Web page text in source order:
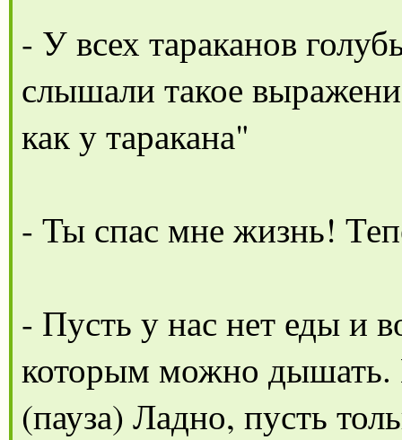
- У всех тараканов
слышали такое
как у таракана"
- Ты спас мне жизнь!
- Пусть у нас нет еды и
которым можно дышать.
(пауза) Ладно, пусть